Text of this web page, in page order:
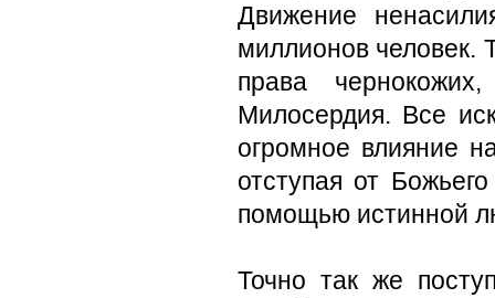
Движение
миллионов человек.
права
Милосердия. Все
огромное влияние
отступая от
помощью истинной
Точно так же